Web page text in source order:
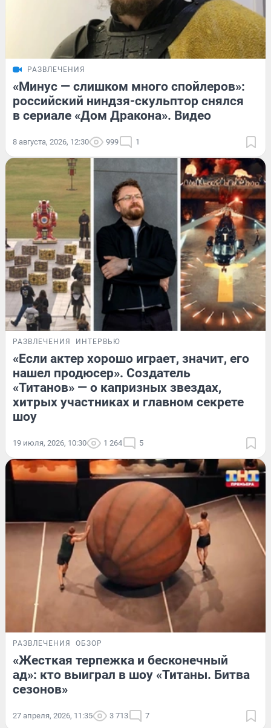
РАЗВЛЕЧЕНИЯ
«Минус — слишком много спойлеров»:
российский ниндзя-скульптор снялся
в сериале «Дом Дракона». Видео
8 августа, 2026, 12:30 999 1
РАЗВЛЕЧЕНИЯ ИНТЕРВЬЮ
«Если актер хорошо играет, значит, его
нашел продюсер». Создатель
«Титанов» — о капризных звездах,
хитрых участниках и главном секрете
шоу
19 июля, 2026, 10:30 1 264 5
РАЗВЛЕЧЕНИЯ ОБЗОР
«Жесткая терпежка и бесконечный
ад»: кто выиграл в шоу «Титаны. Битва
сезонов»
27 апреля, 2026, 11:35 3 713 7